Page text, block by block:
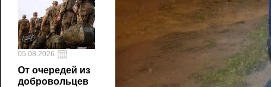
05.08.2026
От очередей из
добровольцев